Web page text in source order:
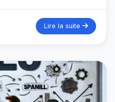
Lire la suite